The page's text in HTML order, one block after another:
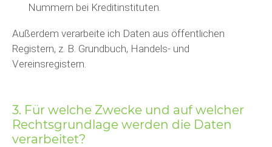
Nummern bei Kreditinstituten.
Außerdem verarbeite ich Daten aus öffentlichen
Registern, z. B. Grundbuch, Handels- und
Vereinsregistern.
3. Für welche Zwecke und auf welcher
Rechtsgrundlage werden die Daten
verarbeitet?